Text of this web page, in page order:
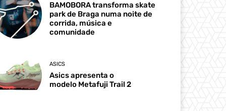
BAMOBORA transforma skate
park de Braga numa noite de
corrida, música e
comunidade
ASICS
Asics apresenta o
modelo Metafuji Trail 2